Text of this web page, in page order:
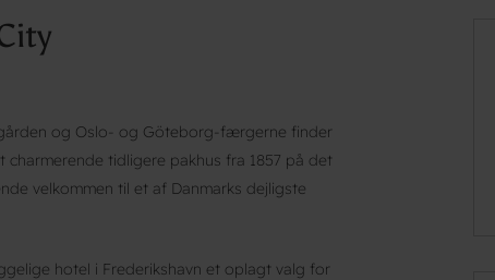
og Oslo- og Göteborg-færgerne finder
tidligere pakhus fra 1857 på det
velkommen til et af Danmarks dejligste
hotel i Frederikshavn et oplagt valg for